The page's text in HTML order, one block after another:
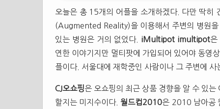
오늘은 총 15개의 어플을 소개하겠다. 다만 딱히
(Augmented Reality)을 이용해서 주변의 병원을
있는 병원은 거의 없었다. iMultipot imultipot은
연한 이야기지만 멀티팟에 가입되어 있어야 동영
플이다. 서울대에 재학중인 사람이나 그 주변에
CJ오쇼핑은 오쇼핑의 최근 상품 경향을 알 수 있
할지는 미지수이다. 월드컵2010은 2010 남아공